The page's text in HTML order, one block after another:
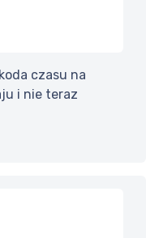
czasu na
i nie teraz